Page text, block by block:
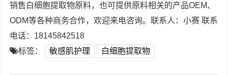
销售白细胞提取物原料，也可提供原料相关的产品OEM、
ODM等各种商务合作，欢迎来电咨询。联系人：小赛 联系
电话：18145842518
标签：
敏感肌护理 白细胞提取物